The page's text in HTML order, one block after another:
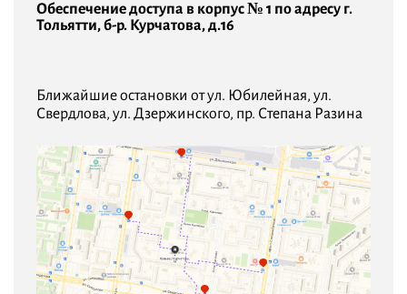
Обеспечение доступа в корпус № 1 по адресу г.
Тольятти, б-р. Курчатова, д.16
Ближайшие остановки от ул. Юбилейная, ул.
Свердлова, ул. Дзержинского, пр. Степана Разина